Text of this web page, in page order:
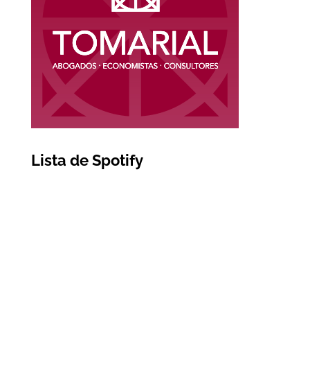
Lista de Spotify